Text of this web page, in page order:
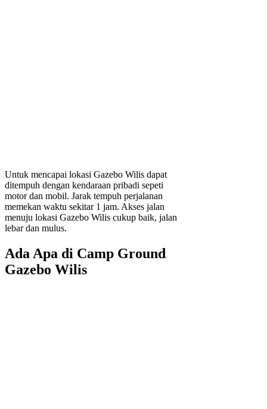
Untuk mencapai lokasi Gazebo Wilis dapat
ditempuh dengan kendaraan pribadi sepeti
motor dan mobil. Jarak tempuh perjalanan
memekan waktu sekitar 1 jam. Akses jalan
menuju lokasi Gazebo Wilis cukup baik, jalan
lebar dan mulus.
Ada Apa di Camp Ground
Gazebo Wilis